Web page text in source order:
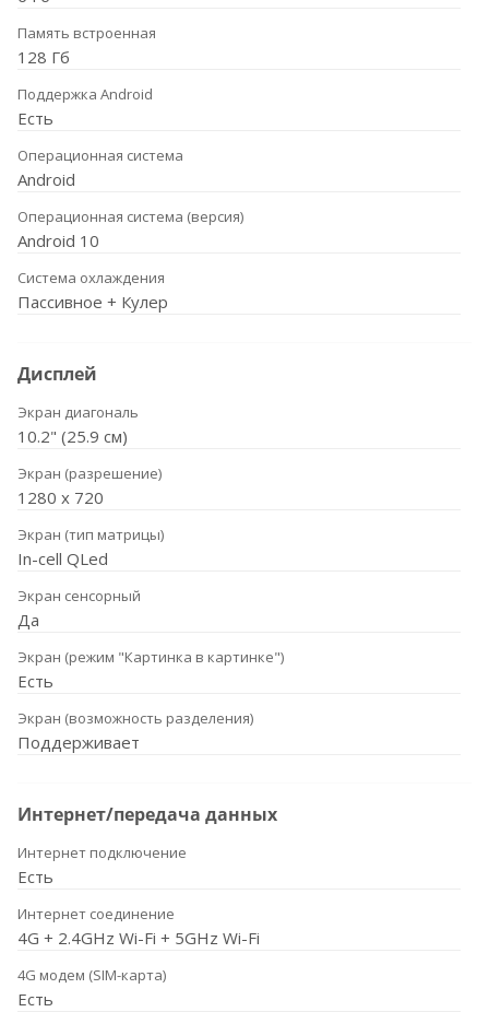
Память встроенная
128 Гб
Поддержка Android
Есть
Операционная система
Android
Операционная система (версия)
Android 10
Система охлаждения
Пассивное + Кулер
Дисплей
Экран диагональ
10.2" (25.9 см)
Экран (разрешение)
1280 х 720
Экран (тип матрицы)
In-cell QLed
Экран сенсорный
Да
Экран (режим "Картинка в картинке")
Есть
Экран (возможность разделения)
Поддерживает
Интернет/передача данных
Интернет подключение
Есть
Интернет соединение
4G + 2.4GHz Wi-Fi + 5GHz Wi-Fi
4G модем (SIM-карта)
Есть